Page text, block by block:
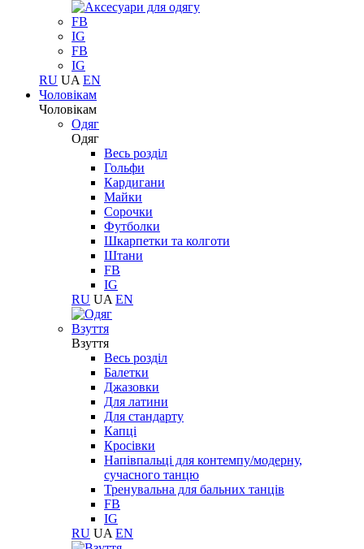
FB
IG
FB
IG
RU UA EN
Чоловікам
Чоловікам
Одяг
Одяг
Весь розділ
Гольфи
Кардигани
Майки
Сорочки
Футболки
Шкарпетки та колготи
Штани
FB
IG
RU UA EN
Взуття
Взуття
Весь розділ
Балетки
Джазовки
Для латини
Для стандарту
Капці
Кросівки
Напівпальці для контемпу/модерну,
сучасного танцю
Тренувальна для бальних танців
FB
IG
RU UA EN